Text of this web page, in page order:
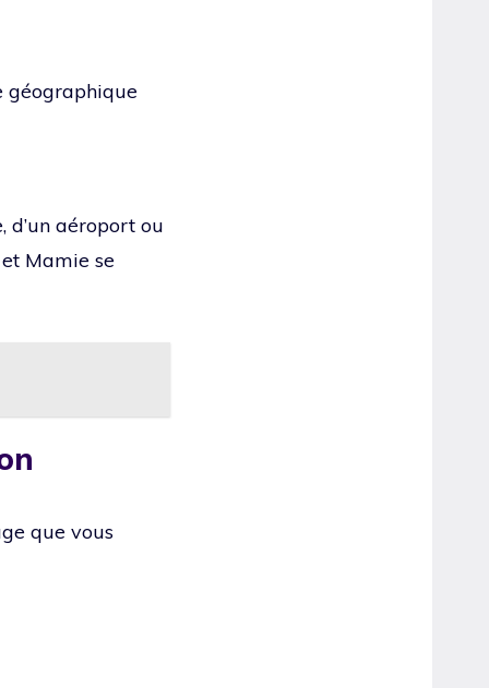
géographique
d’un aéroport ou
Mamie se
que vous